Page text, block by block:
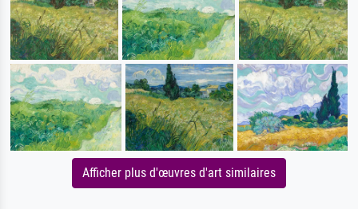
Afficher plus d'œuvres d'art similaires